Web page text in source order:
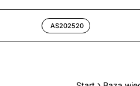
AS202520